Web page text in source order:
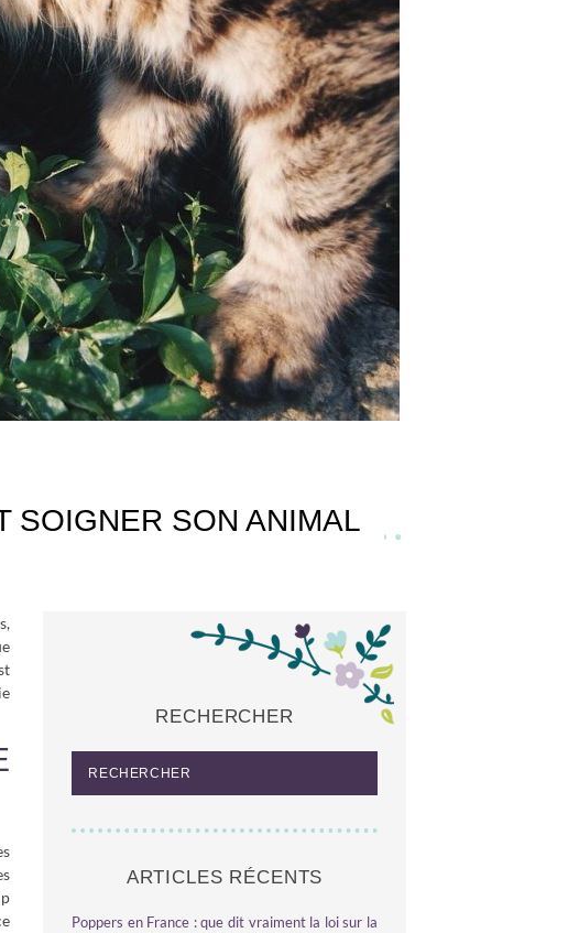
SOIGNER SON ANIMAL
RECHERCHER
ARTICLES RÉCENTS
Poppers en France : que dit vraiment la loi sur la